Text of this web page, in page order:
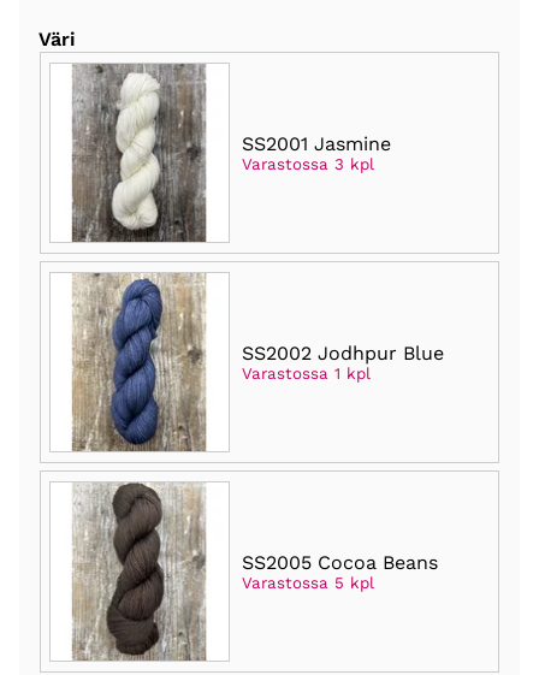
Väri
SS2001 Jasmine
Varastossa 3 kpl
SS2002 Jodhpur Blue
Varastossa 1 kpl
SS2005 Cocoa Beans
Varastossa 5 kpl